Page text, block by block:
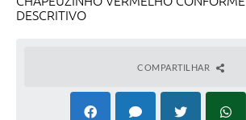
DESCRITIVO
COMPARTILHAR